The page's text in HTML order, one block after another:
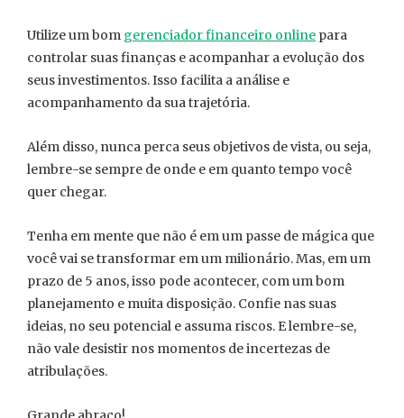
Utilize um bom gerenciador financeiro online para
controlar suas finanças e acompanhar a evolução dos
seus investimentos. Isso facilita a análise e
acompanhamento da sua trajetória.
Além disso, nunca perca seus objetivos de vista, ou seja,
lembre-se sempre de onde e em quanto tempo você
quer chegar.
Tenha em mente que não é em um passe de mágica que
você vai se transformar em um milionário. Mas, em um
prazo de 5 anos, isso pode acontecer, com um bom
planejamento e muita disposição. Confie nas suas
ideias, no seu potencial e assuma riscos. E lembre-se,
não vale desistir nos momentos de incertezas de
atribulações.